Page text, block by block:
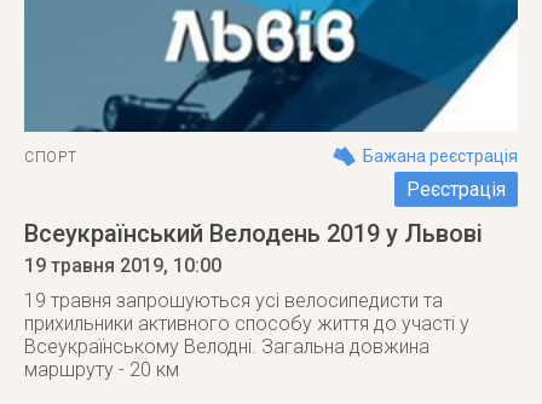
СПОРТ Бажана реєстрація
Реєстрація
Всеукраїнський Велодень 2019 у Львові
19 травня 2019, 10:00
19 травня запрошуються усі велосипедисти та
прихильники активного способу життя до участі у
Всеукраїнському Велодні. Загальна довжина
маршруту - 20 км